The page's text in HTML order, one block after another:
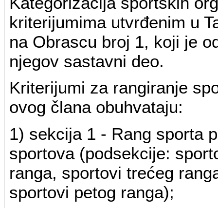
kriterijumima utvrđenim u
na Obrascu broj 1, koji je
njegov sastavni deo.
Kriterijumi za rangiranje
ovog člana obuhvataju:
1) sekcija 1 - Rang sporta
sportova (podsekcije:
ranga, sportovi trećeg
sportovi petog ranga);